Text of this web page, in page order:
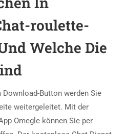
roulette-
Welche Die
Button werden Sie
weitergeleitet. Mit der
Omegle können Sie per